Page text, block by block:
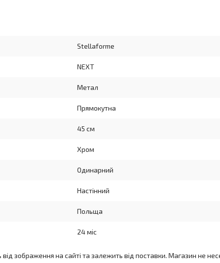
Stellaforme
NEXT
Метал
Прямокутна
45 см
Хром
Одинарний
Настінний
Польща
24 міс
зображення на сайті та залежить від поставки. Магазин не